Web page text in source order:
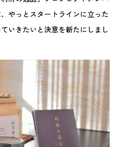
やっとスタートラインに立った
いきたいと決意を新たにしまし